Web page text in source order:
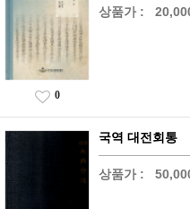
상품가 :
0
국역 대전회통
상품가 :